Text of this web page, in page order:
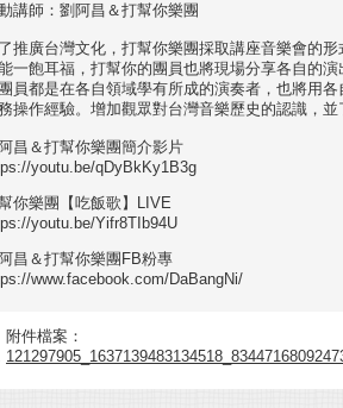
講師：劉阿昌＆打幫你樂團
推廣台灣文化，打幫你樂團採取講座音樂會的
一飽耳福，打幫你的團員也將現場分享各自的
員都是在各自領域學有所成的演奏者，也將用
操作經驗。增加觀眾對台灣音樂歷史的認識，並
昌＆打幫你樂團簡介影片
youtu.be/qDyBkKy1B3g
你樂團【吃飯歌】LIVE
youtu.be/Yifr8TIb94U
昌＆打幫你樂團FB粉專
www.facebook.com/DaBangNi/
附件檔案：